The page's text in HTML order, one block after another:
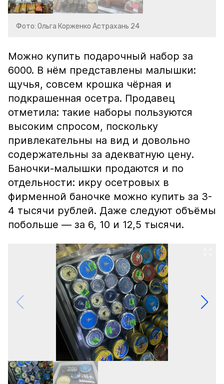
Фото: Ольга Корженко Астрахань 24
Можно купить подарочный набор за
6000. В нём представлены малышки:
щучья, совсем крошка чёрная и
подкрашенная осетра. Продавец
отметила: такие наборы пользуются
высоким спросом, поскольку
привлекательны на вид и довольно
содержательны за адекватную цену.
Баночки-малышки продаются и по
отдельности: икру осетровых в
фирменной баночке можно купить за 3-
4 тысячи рублей. Даже следуют объёмы
побольше — за 6, 10 и 12,5 тысячи.